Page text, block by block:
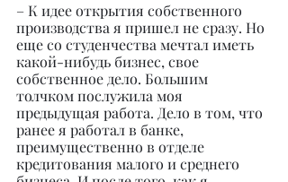
– К идее открытия собственного
производства я пришел не сразу. Но
еще со студенчества мечтал иметь
какой-нибудь бизнес, свое
собственное дело. Большим
толчком послужила моя
предыдущая работа. Дело в том, что
ранее я работал в банке,
преимущественно в отделе
кредитования малого и среднего